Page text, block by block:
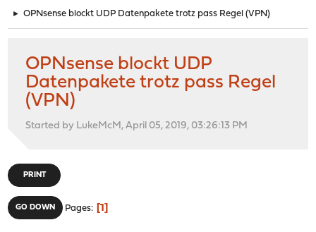
► OPNsense blockt UDP Datenpakete trotz pass Regel (VPN)
OPNsense blockt UDP
Datenpakete trotz pass Regel
(VPN)
Started by LukeMcM, April 05, 2019, 03:26:13 PM
PRINT
GO DOWN Pages 1